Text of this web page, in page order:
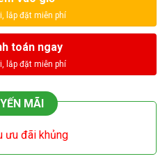
toán ngay
MÃI
ưu đãi khủng